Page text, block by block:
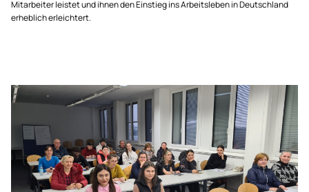
Mitarbeiter leistet und ihnen den Einstieg ins Arbeitsleben in Deutschland
erheblich erleichtert.